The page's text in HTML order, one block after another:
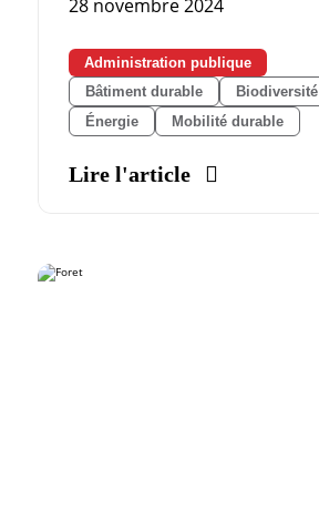
28 novembre 2024
Administration publique
Bâtiment durable
Biodiversité
Énergie
Mobilité durable
Lire l'article